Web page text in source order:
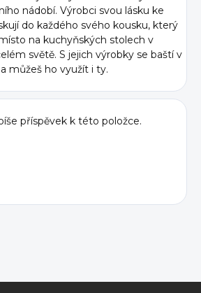
nádobí. Výrobci svou lásku ke
do každého svého kousku, který
na kuchyňských stolech v
světě. S jejich výrobky se baští v
můžeš ho využít i ty.
příspěvek k této položce.